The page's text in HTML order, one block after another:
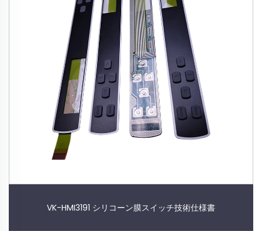
VK-HMI3191 シリコーン膜スイッチ技術仕様書